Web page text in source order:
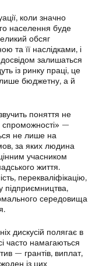
коли значно
населення буде
обсяг
та її наслідками, і
залишаться
із ринку праці, це
лише бюджетну, а й
поняття не
спроможності» —
не лише на
за яких людина
учасником
життя.
перекваліфікацію,
підприємництва,
середовища
дискусій полягає в
часто намагаються
— грантів, виплат,
із цих